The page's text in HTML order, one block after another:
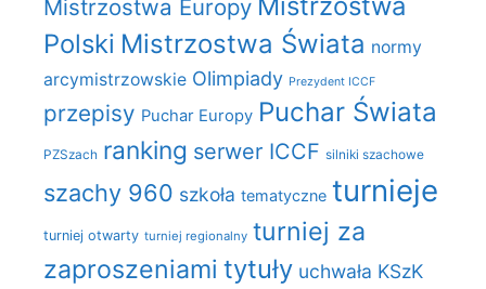
Mistrzostwa Europy
Polski Mistrzostwa Świata normy
arcymistrzowskie Olimpiady Prezydent ICCF
przepisy Puchar Europy Puchar Świata
PZSzach ranking serwer ICCF silniki szachowe
szachy 960 szkoła tematyczne turnieje
turniej otwarty turniej regionalny turniej za
zaproszeniami tytuły uchwała KSzK